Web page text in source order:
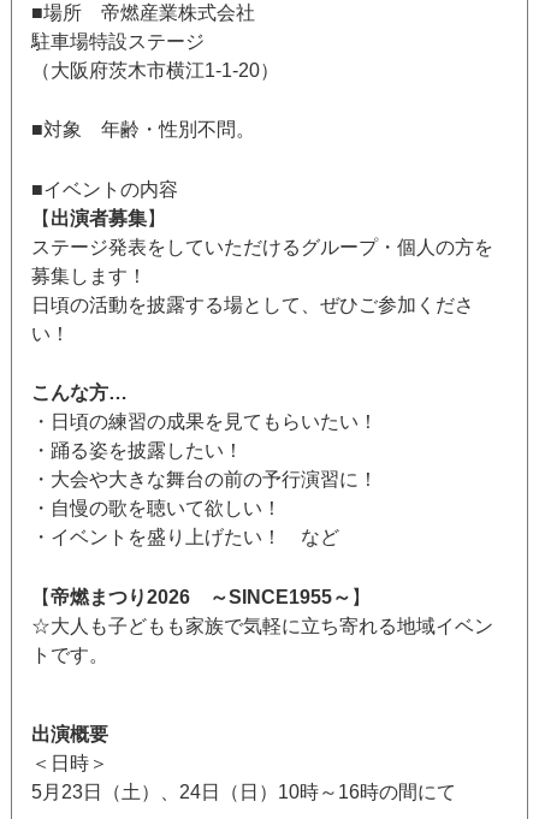
■場所 帝燃産業株式会社
駐車場特設ステージ
（大阪府茨木市横江1-1-20）
■対象 年齢・性別不問。
■イベントの内容
【 出演者募集】
ステージ発表をしていただけるグループ・個人の方を
募集します！
日頃の活動を披露する場として、ぜひご参加くださ
い！
こんな方…
・日頃の練習の成果を見てもらいたい！
・踊る姿を披露したい！
・大会や大きな舞台の前の予行演習に！
・自慢の歌を聴いて欲しい！
・イベントを盛り上げたい！ など
【帝燃まつり2026 ～SINCE1955～ 】
☆大人も子どもも家族で気軽に立ち寄れる地域イベン
トです。
出演概要
＜日時＞
5月23日（土）、24日（日）10時～16時の間にて